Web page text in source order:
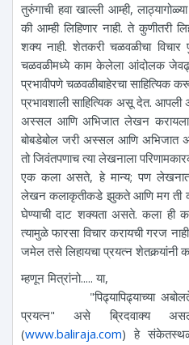
तुरुंगाची हवा खाल्ली आम्ही,
की आम्ही लिहिणार नाही. ते
शक्य नाही. शेतकरी चळवळीचा विचार
चळवळीमध्ये काम केलेला आंदोलक
प्रभावीपणे चळवळीबाहेरचा साहित्यिक
प्रभावशाली साहित्यिक असू देत.
अस्सल आणि अभिजात लेखन करायला
बोबडेबोल जरी अस्सल आणि अभिजात
तो जिवंतपणाच त्या लेखनाला
एक कला असते, हे मान्य; पण लेखनात
लेखन कलाकृतीकडे झुकते आणि मग ती
घेण्याची दाट शक्यता असते. कला ही
त्यामुळे फारसा विचार करायची गरज
जमेल तसे लिहायचा प्रयत्न शेतकर्‍यांनी
म्हणून मित्रांनो..... या,
"पिढ्यापिढ्याच्या अबोलतेला
प्रयत्न" असे ब्रिदवाक्य
(www.baliraja.com) हे संकेतस्थळ